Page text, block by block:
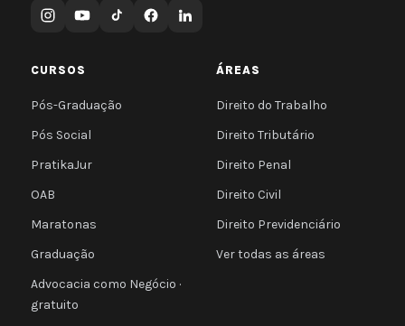
CURSOS
Pós-Graduação
Pós Social
PratikaJur
OAB
Maratonas
Graduação
Advocacia como Negócio ·
gratuito
ÁREAS
Direito do Trabalho
Direito Tributário
Direito Penal
Direito Civil
Direito Previdenciário
Ver todas as áreas